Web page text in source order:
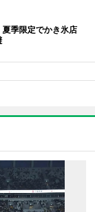
季限定でかき氷店